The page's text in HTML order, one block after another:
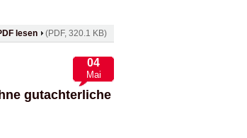
lesen (PDF, 320.1 KB)
04
Mai
gutachterliche